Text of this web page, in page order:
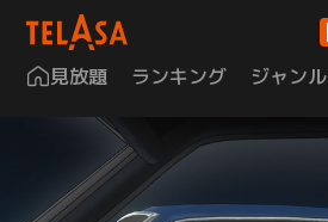
見放題 ランキング ジャンル